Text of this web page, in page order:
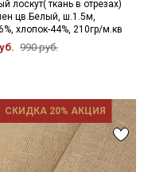
отличаться.
лоскут( ткань в отрезах)
цв.Белый, ш.1.5м,
хлопок-44%, 210гр/м.кв
990 руб.
СКИДКА 20% АКЦИЯ